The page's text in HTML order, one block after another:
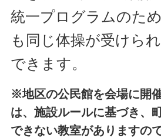
統一プログラムのた
も同じ体操が受けら
できます。
※地区の公民館を会場に開
は、施設ルールに基づき、
できない教室がありますの